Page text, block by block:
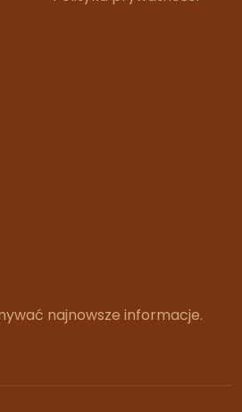
najnowsze informacje.